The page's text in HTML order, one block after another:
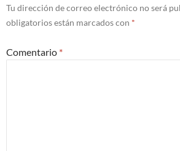
Tu dirección de correo electrónico no será
obligatorios están marcados con *
Comentario *